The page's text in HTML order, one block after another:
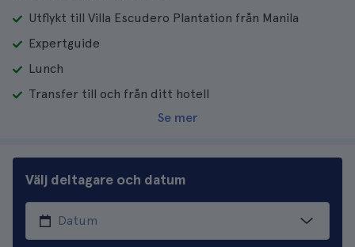
Utflykt till Villa Escudero Plantation från Manila
Expertguide
Lunch
Transfer till och från ditt hotell
Se mer
Välj deltagare och datum